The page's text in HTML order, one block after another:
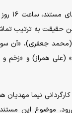
سالن حقیقت به ترتیب
جعفری)، «آن
(علی همراز) و «زخم
نیما
موضوع این